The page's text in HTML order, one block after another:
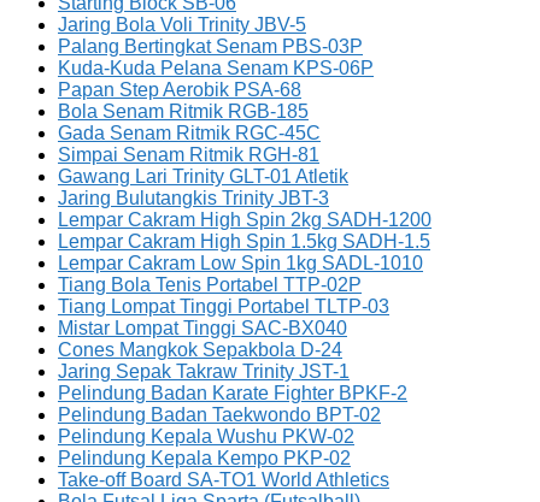
Jaring Bola Voli Trinity JBV-5
Palang Bertingkat Senam PBS-03P
Kuda-Kuda Pelana Senam KPS-06P
Papan Step Aerobik PSA-68
Bola Senam Ritmik RGB-185
Gada Senam Ritmik RGC-45C
Simpai Senam Ritmik RGH-81
Gawang Lari Trinity GLT-01 Atletik
Jaring Bulutangkis Trinity JBT-3
Lempar Cakram High Spin 2kg SADH-1200
Lempar Cakram High Spin 1.5kg SADH-1.5
Lempar Cakram Low Spin 1kg SADL-1010
Tiang Bola Tenis Portabel TTP-02P
Tiang Lompat Tinggi Portabel TLTP-03
Mistar Lompat Tinggi SAC-BX040
Cones Mangkok Sepakbola D-24
Jaring Sepak Takraw Trinity JST-1
Pelindung Badan Karate Fighter BPKF-2
Pelindung Badan Taekwondo BPT-02
Pelindung Kepala Wushu PKW-02
Pelindung Kepala Kempo PKP-02
Take-off Board SA-TO1 World Athletics